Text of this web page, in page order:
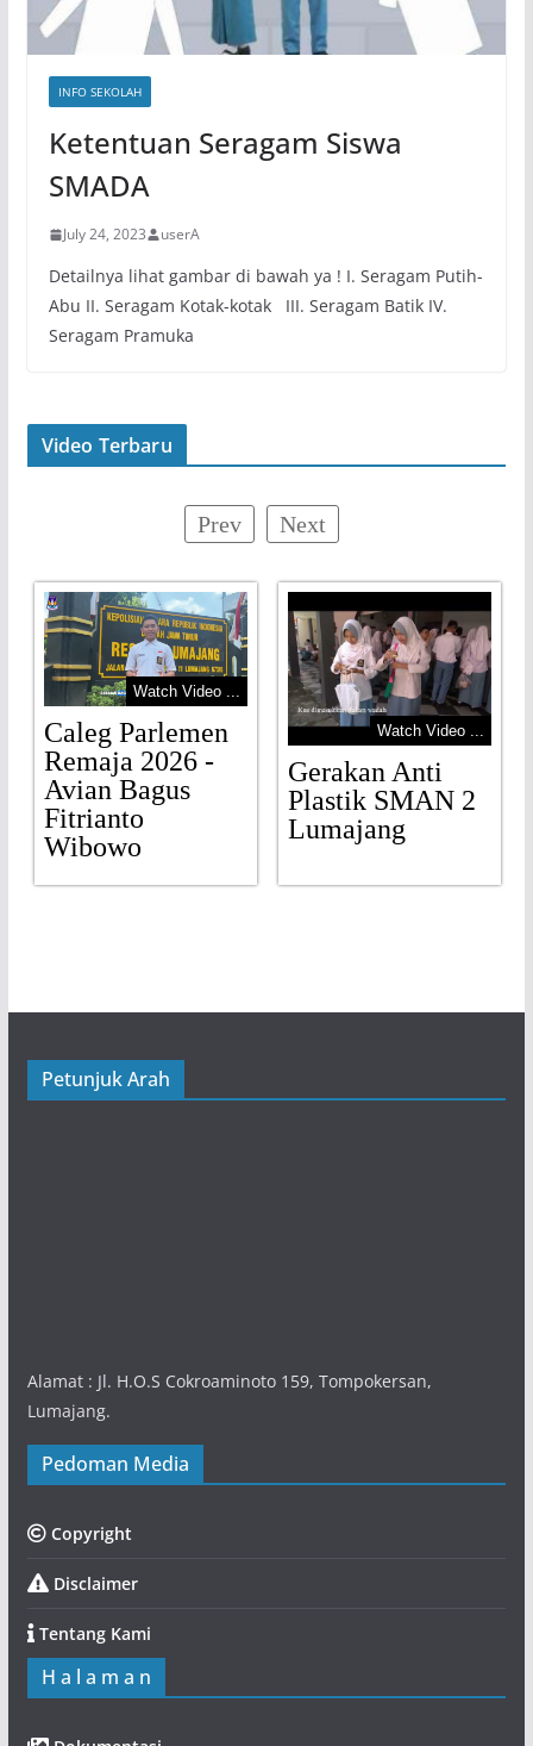
INFO SEKOLAH
Ketentuan Seragam Siswa
SMADA
July 24, 2023 userA
Detailnya lihat gambar di bawah ya ! I. Seragam Putih-
Abu II. Seragam Kotak-kotak III. Seragam Batik IV.
Seragam Pramuka
Video Terbaru
Prev Next
Watch Video ...
Caleg Parlemen
Remaja 2026 -
Avian Bagus
Fitrianto
Wibowo
Watch Video ...
Gerakan Anti
Plastik SMAN 2
Lumajang
Petunjuk Arah
Alamat : Jl. H.O.S Cokroaminoto 159, Tompokersan,
Lumajang.
Pedoman Media
Copyright
Disclaimer
Tentang Kami
H a l a m a n